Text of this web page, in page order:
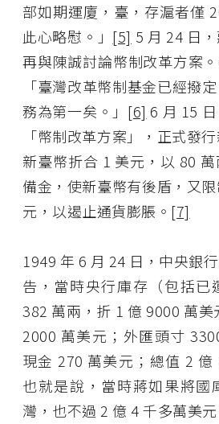
部如期運廈，臺，存滬者僅
此心略慰。」 [5] 5 月 24 日
再與陳誠討論幣制改革方案
「臺灣改革幣制基金已經撥
務為第一矣。」 [6] 6 月 15
「幣制改革方案」，正式發
新臺幣折合 1 美元，以 80
備金，使新臺幣有後盾，又
元，以遏止通貨膨脹。 [7]
1949 年 6 月 24 日，中央銀
告，當時央行庫存（包括已
382 萬兩，折 1 億 9000 萬
2000 萬美元；外匯頭寸
現金 270 萬美元；總值 2 億
也就是說，當時蔣如果將國
灣，也不過 2 億 4 千多萬美元